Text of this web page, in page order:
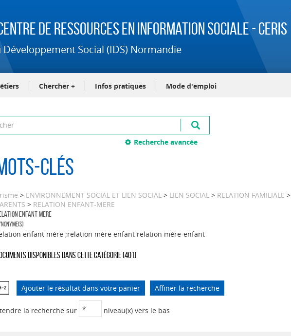
de Ressources en Information Sociale - CERIS
Social (IDS) Normandie
Chercher + Infos pratiques Mode d'emploi
Recherche avancée
clés
> ENVIRONNEMENT SOCIAL ET LIEN SOCIAL > LIEN SOCIAL > RELATION FAMILIALE >
> RELATION ENFANT-MERE
ENFANT-MERE
enfant mère ;relation mère enfant relation mère-enfant
disponibles dans cette catégorie (401)
Ajouter le résultat dans votre panier Affiner la recherche
la recherche sur niveau(x) vers le bas